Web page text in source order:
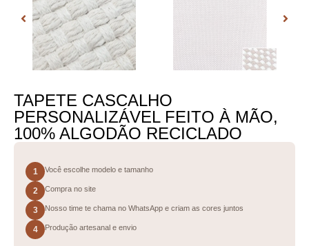
TAPETE CASCALHO
PERSONALIZÁVEL FEITO À MÃO,
100% ALGODÃO RECICLADO
1 Você escolhe modelo e tamanho
2 Compra no site
3 Nosso time te chama no WhatsApp e criam as cores juntos
4 Produção artesanal e envio